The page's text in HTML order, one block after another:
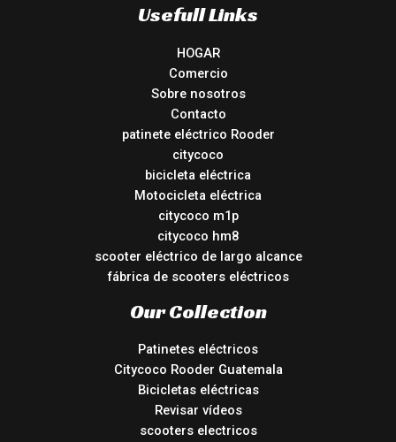
Usefull Links
HOGAR
Comercio
Sobre nosotros
Contacto
patinete eléctrico Rooder
citycoco
bicicleta eléctrica
Motocicleta eléctrica
citycoco m1p
citycoco hm8
scooter eléctrico de largo alcance
fábrica de scooters eléctricos
Our Collection
Patinetes eléctricos
Citycoco Rooder Guatemala
Bicicletas eléctricas
Revisar vídeos
scooters electricos